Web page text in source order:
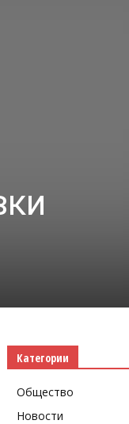
Категории
Общество
Новости